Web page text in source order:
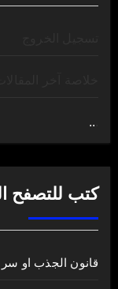
..
كتب للتصفح
قانون الجذب او سر